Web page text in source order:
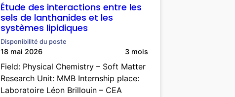
Étude des interactions entre les
sels de lanthanides et les
systèmes lipidiques
Disponibilité du poste
18 mai 2026 3 mois
Field: Physical Chemistry – Soft Matter
Research Unit: MMB Internship place:
Laboratoire Léon Brillouin – CEA